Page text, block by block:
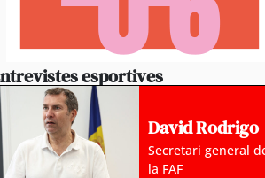
esportives
David Rodrigo
Secretari general
la FAF